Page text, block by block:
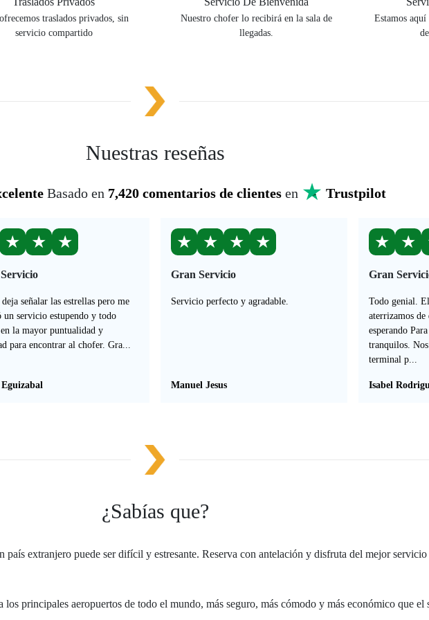
traslados privados, sin
servicio compartido
Nuestro chofer lo recibirá en la sala de
llegadas.
Estamos
Nuestras reseñas
Basado en 7,420 comentarios de clientes en Trustpilot
★ ★ ★
señalar las estrellas pero me
un servicio estupendo y todo
la mayor puntualidad y
para encontrar al chofer. Gra...
★ ★ ★ ★
Gran Servicio
Servicio perfecto y agradable.
Manuel Jesus
★ ★
Gran
Todo genial.
aterrizamos de
esperando
tranquilos.
terminal p...
Isabel
¿Sabías que?
país extranjero puede ser difícil y estresante. Reserva con antelación y disfruta del mejor
los principales aeropuertos de todo el mundo, más seguro, más cómodo y más económico que